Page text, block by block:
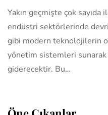
Yakın geçmişte çok
endüstri sektörlerinde
gibi modern teknolojilerin
yönetim sistemleri
giderecektir. Bu…